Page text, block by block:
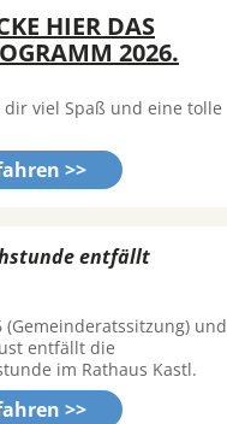
HIER DAS
2026.
viel Spaß und eine tolle
>>
entfällt
(Gemeinderatssitzung) und
entfällt die
im Rathaus Kastl.
>>